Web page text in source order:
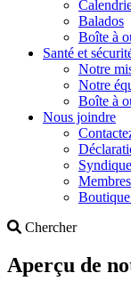
Balados
Boîte à
Santé et
Notre
Notre
Boîte à
Nous joindre
ChercherSearch
Aperçu de